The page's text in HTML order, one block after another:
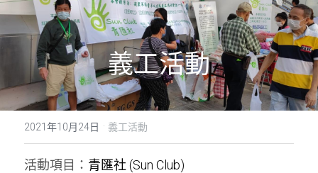
會章
少警冷知識
最新消息
活在當下
活動概覽
義工活動
2021年10月24日 · 義工活動
活動項目： 青匯社 (Sun Club)